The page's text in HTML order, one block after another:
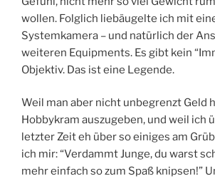
wollen. Folglich liebäugelte ich mit
Systemkamera – und natürlich der
weiteren Equipments. Es gibt kein
Objektiv. Das ist eine Legende.
Weil man aber nicht unbegrenzt Geld
Hobbykram auszugeben, und weil ich
letzter Zeit eh über so einiges am
ich mir: “Verdammt Junge, du warst
mehr einfach so zum Spaß knipsen!”